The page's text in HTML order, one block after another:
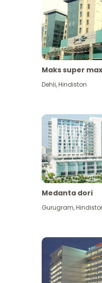
Maks super
Dehli,Hindiston
Medanta dori
Gurugram,